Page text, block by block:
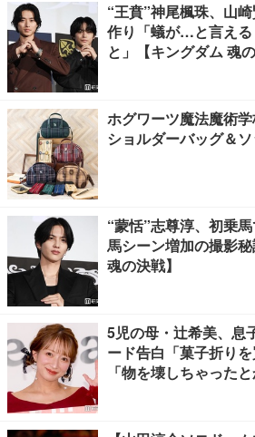
“王賁”神尾楓珠、山
作り「蟻が…と言え
と」【キングダム 魂の
ホグワーツ魔法魔術
ショルダーバッグ＆
“蒙恬”志尊淳、初乗
馬シーン増加の撮影
魂の決戦】
5児の母・辻希美、息
ード告白「菓子折りを
「物を壊しちゃったと